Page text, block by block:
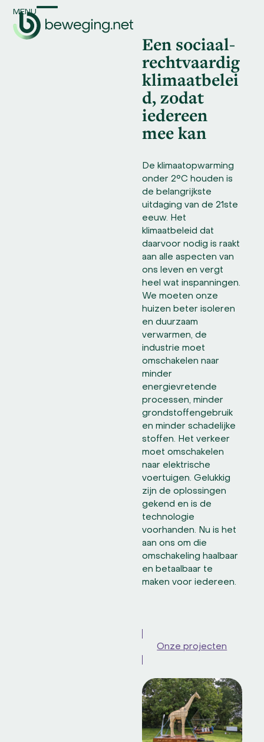
content
MENU
Open
Close
Een sociaal-
rechtvaardig
klimaatbelei
d, zodat
iedereen
mee kan
De klimaatopwarming
onder 2°C houden is
de belangrijkste
uitdaging van de 21ste
eeuw. Het
klimaatbeleid dat
daarvoor nodig is raakt
aan alle aspecten van
ons leven en vergt
heel wat inspanningen.
We moeten onze
huizen beter isoleren
en duurzaam
verwarmen, de
industrie moet
omschakelen naar
minder
energievretende
processen, minder
grondstoffengebruik
en minder schadelijke
stoffen. Het verkeer
moet omschakelen
naar elektrische
voertuigen. Gelukkig
zijn de oplossingen
gekend en is de
technologie
voorhanden. Nu is het
aan ons om die
omschakeling haalbaar
en betaalbaar te
maken voor iedereen.
Onze projecten